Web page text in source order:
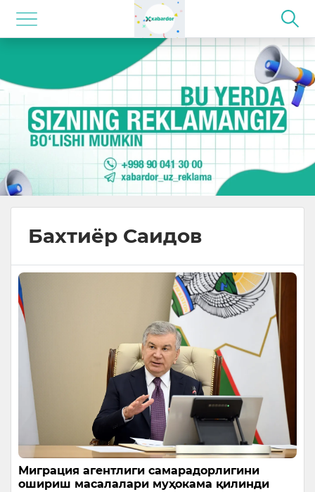
Бахтиёр Саидов
Миграция агентлиги самарадорлигини
ошириш масалалари муҳокама қилинди